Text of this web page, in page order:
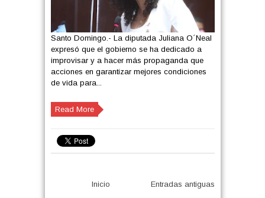
Santo Domingo.- La diputada Juliana O´Neal
expresó que el gobierno se ha dedicado a
improvisar y a hacer más propaganda que
acciones en garantizar mejores condiciones
de vida para...
Read More
Entradas antiguas
Inicio